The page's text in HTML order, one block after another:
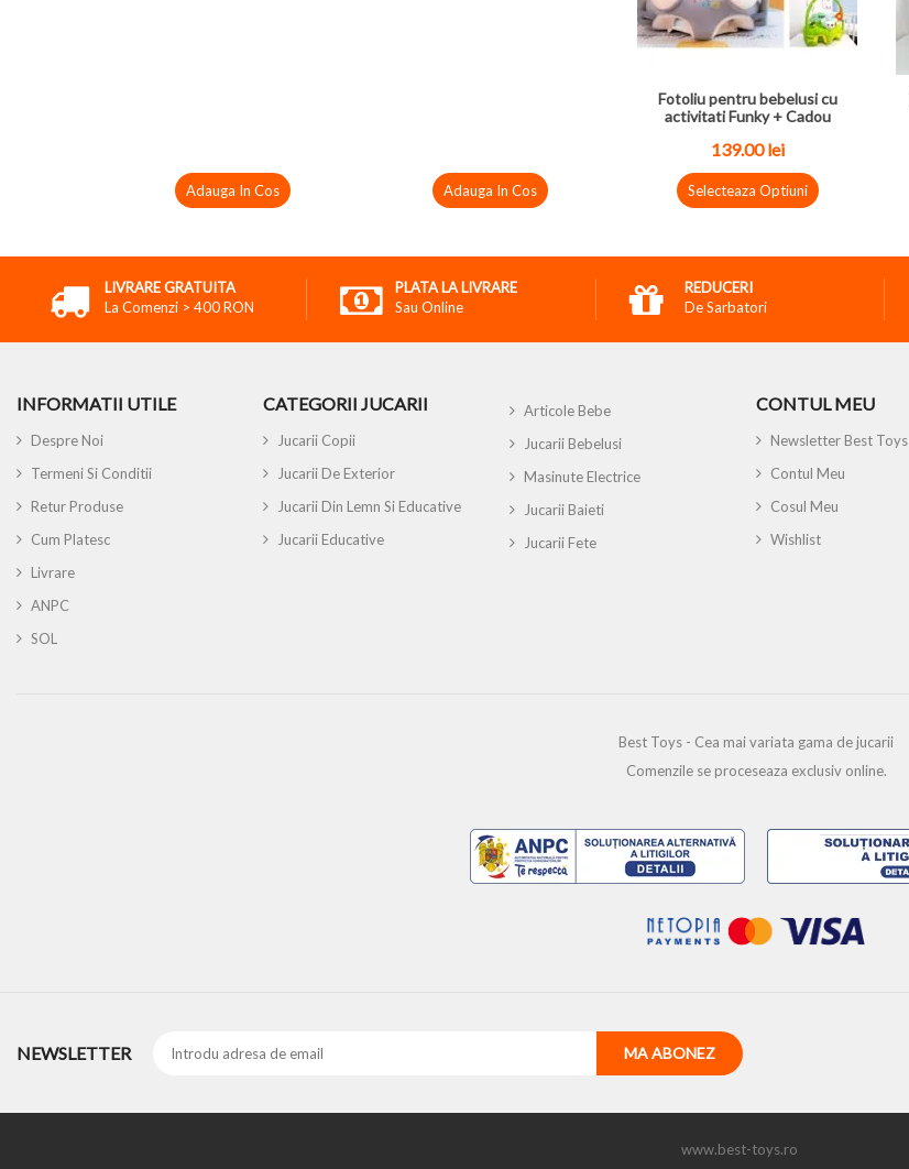
Adauga In Cos Adauga In Cos
Fotoliu pentru bebelusi cu
activitati Funky + Cadou
139.00lei
Selecteaza Optiuni
LIVRARE GRATUITA
La Comenzi > 400 RON
PLATA LA LIVRARE
Sau Online
REDUCERI
De Sarbatori
INFORMATII UTILE
Despre Noi
Termeni Si Conditii
Retur Produse
Cum Platesc
Livrare
ANPC
SOL
CATEGORII JUCARII
Jucarii Copii
Jucarii De Exterior
Jucarii Din Lemn Si Educative
Jucarii Educative
Articole Bebe
Jucarii Bebelusi
Masinute Electrice
Jucarii Baieti
Jucarii Fete
CONTUL MEU
Newsletter Best Toys
Contul Meu
Cosul Meu
Wishlist
Best Toys - Cea mai variata gama de jucarii
Comenzile se proceseaza exclusiv online.
NEWSLETTER
www.best-toys.ro